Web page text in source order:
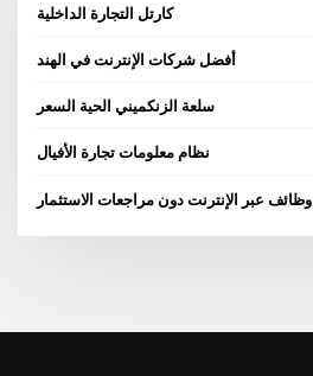
كارتل التجارة الداخلية
أفضل شركات الإنترنت في الهند
سلعة الزنكميني الحية السعر
نظام معلومات تجارة الأفيال
وظائف عبر الإنترنت دون مراجعات الاستثمار